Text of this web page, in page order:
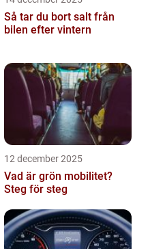
Så tar du bort salt från
bilen efter vintern
12 december 2025
Vad är grön mobilitet?
Steg för steg